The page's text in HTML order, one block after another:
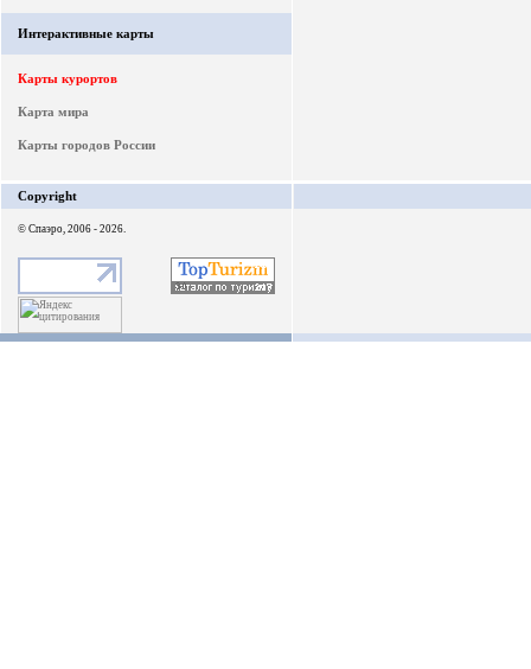
Интерактивные карты
Карты курортов
Карта мира
Карты городов России
Copyright
© Спаэро, 2006 - 2026.